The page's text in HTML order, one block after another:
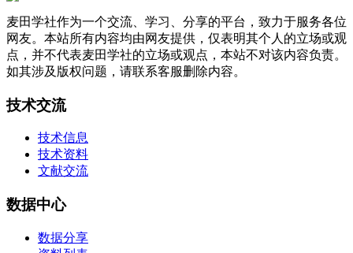
麦田学社作为一个交流、学习、分享的平台，致力于服务各位
网友。本站所有内容均由网友提供，仅表明其个人的立场或观
点，并不代表麦田学社的立场或观点，本站不对该内容负责。
如其涉及版权问题，请联系客服删除内容。
技术交流
技术信息
技术资料
文献交流
数据中心
数据分享